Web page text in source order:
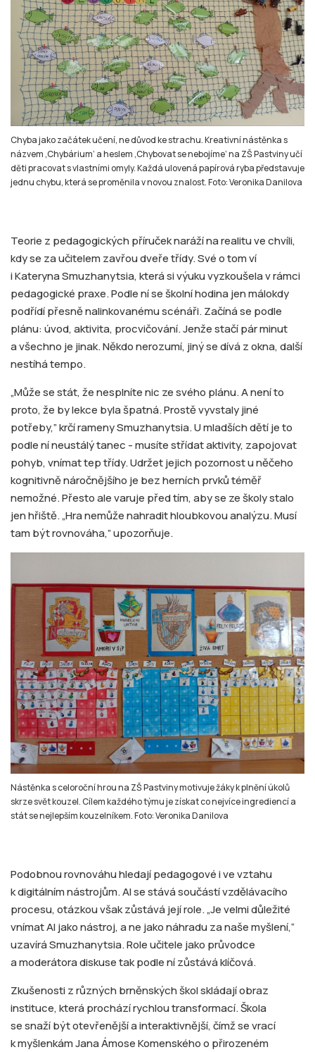
Chyba jako začátek učení, ne důvod ke strachu. Kreativní nástěnka s
názvem ‚Chybárium‘ a heslem ‚Chybovat se nebojíme‘ na ZŠ Pastviny učí
děti pracovat s vlastními omyly. Každá ulovená papírová ryba představuje
jednu chybu, která se proměnila v novou znalost. Foto: Veronika Danilova
Teorie z pedagogických příruček naráží na realitu ve chvíli,
kdy se za učitelem zavřou dveře třídy. Své o tom ví
i Kateryna Smuzhanytsia, která si výuku vyzkoušela v rámci
pedagogické praxe. Podle ní se školní hodina jen málokdy
podřídí přesně nalinkovanému scénáři. Začíná se podle
plánu: úvod, aktivita, procvičování. Jenže stačí pár minut
a všechno je jinak. Někdo nerozumí, jiný se dívá z okna, další
nestíhá tempo.
„Může se stát, že nesplníte nic ze svého plánu. A není to
proto, že by lekce byla špatná. Prostě vyvstaly jiné
potřeby,” krčí rameny Smuzhanytsia. U mladších dětí je to
podle ní neustálý tanec - musíte střídat aktivity, zapojovat
pohyb, vnímat tep třídy. Udržet jejich pozornost u něčeho
kognitivně náročnějšího je bez herních prvků téměř
nemožné. Přesto ale varuje před tím, aby se ze školy stalo
jen hřiště. „Hra nemůže nahradit hloubkovou analýzu. Musí
tam být rovnováha,” upozorňuje.
Nástěnka s celoroční hrou na ZŠ Pastviny motivuje žáky k plnění úkolů
skrze svět kouzel. Cílem každého týmu je získat co nejvíce ingrediencí a
stát se nejlepším kouzelníkem. Foto: Veronika Danilova
Podobnou rovnováhu hledají pedagogové i ve vztahu
k digitálním nástrojům. AI se stává součástí vzdělávacího
procesu, otázkou však zůstává její role. „Je velmi důležité
vnímat AI jako nástroj, a ne jako náhradu za naše myšlení,“
uzavírá Smuzhanytsia. Role učitele jako průvodce
a moderátora diskuse tak podle ní zůstává klíčová.
Zkušenosti z různých brněnských škol skládají obraz
instituce, která prochází rychlou transformací. Škola
se snaží být otevřenější a interaktivnější, čímž se vrací
k myšlenkám Jana Ámose Komenského o přirozeném